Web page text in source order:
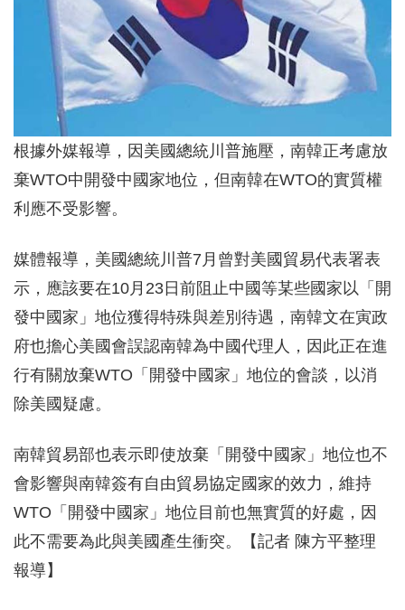
根據外媒報導，因美國總統川普施壓，南韓正考慮放
棄WTO中開發中國家地位，但南韓在WTO的實質權
利應不受影響。
媒體報導，美國總統川普7月曾對美國貿易代表署表
示，應該要在10月23日前阻止中國等某些國家以「開
發中國家」地位獲得特殊與差別待遇，南韓文在寅政
府也擔心美國會誤認南韓為中國代理人，因此正在進
行有關放棄WTO「開發中國家」地位的會談，以消
除美國疑慮。
南韓貿易部也表示即使放棄「開發中國家」地位也不
會影響與南韓簽有自由貿易協定國家的效力，維持
WTO「開發中國家」地位目前也無實質的好處，因
此不需要為此與美國產生衝突。【記者 陳方平整理
報導】